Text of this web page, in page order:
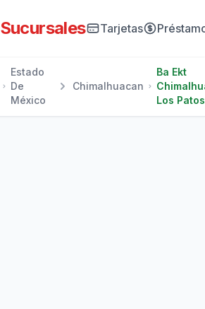
Sucursales Tarjetas
Estado
De
México
Chimalhuacan
Ba Ekt
Los